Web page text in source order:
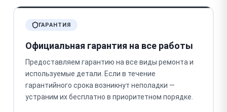
ГАРАНТИЯ
Официальная гарантия на все работы
Предоставляем гарантию на все виды ремонта и
используемые детали. Если в течение
гарантийного срока возникнут неполадки —
устраним их бесплатно в приоритетном порядке.